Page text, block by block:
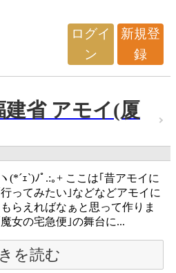
ログイ
ン
新規登
録
建省 アモイ(厦
(*´ｪ`)ﾉﾟ.:｡+ ここは｢昔アモイに
ってみたい｣などなどアモイに
らえればなぁと思って作りま
女の宅急便｣の舞台に...
を読む